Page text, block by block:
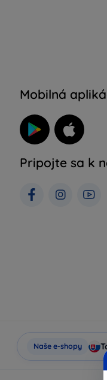
Mobilná
Pripojte sa k
Naše e-shopy